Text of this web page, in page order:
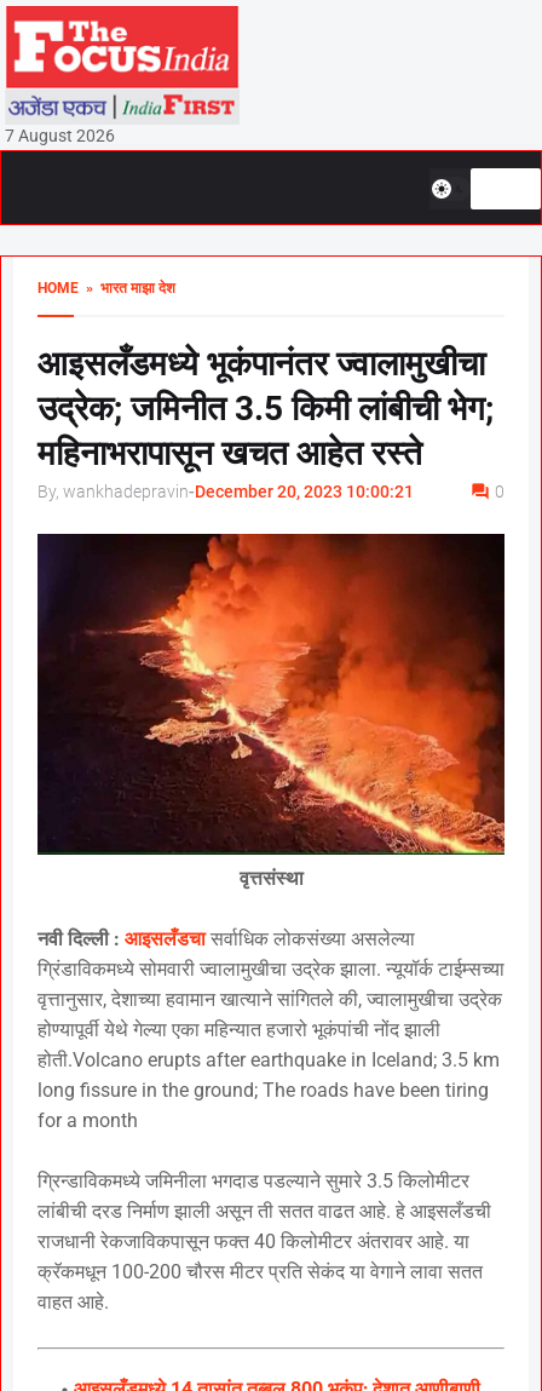
7 August 2026
HOME » भारत माझा देश
आइसलँडमध्ये भूकंपानंतर ज्वालामुखीचा
उद्रेक; जमिनीत 3.5 किमी लांबीची भेग;
महिनाभरापासून खचत आहेत रस्ते
By, wankhadepravin-December 20, 2023 10:00:21 0
वृत्तसंस्था
नवी दिल्ली : आइसलँडचा सर्वाधिक लोकसंख्या असलेल्या
ग्रिंडाविकमध्ये सोमवारी ज्वालामुखीचा उद्रेक झाला. न्यूयॉर्क टाईम्सच्या
वृत्तानुसार, देशाच्या हवामान खात्याने सांगितले की, ज्वालामुखीचा उद्रेक
होण्यापूर्वी येथे गेल्या एका महिन्यात हजारो भूकंपांची नोंद झाली
होती.Volcano erupts after earthquake in Iceland; 3.5 km
long fissure in the ground; The roads have been tiring
for a month
ग्रिन्डाविकमध्ये जमिनीला भगदाड पडल्याने सुमारे 3.5 किलोमीटर
लांबीची दरड निर्माण झाली असून ती सतत वाढत आहे. हे आइसलँडची
राजधानी रेकजाविकपासून फक्त 40 किलोमीटर अंतरावर आहे. या
क्रॅकमधून 100-200 चौरस मीटर प्रति सेकंद या वेगाने लावा सतत
वाहत आहे.